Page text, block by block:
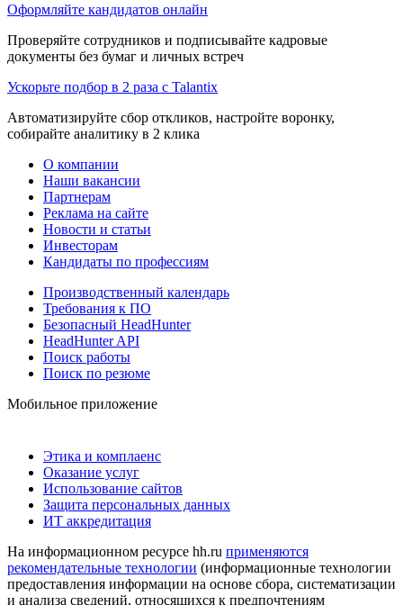
Оформляйте кандидатов онлайн
Проверяйте сотрудников и подписывайте кадровые
документы без бумаг и личных встреч
Ускорьте подбор в 2 раза с Talantix
Автоматизируйте сбор откликов, настройте воронку,
собирайте аналитику в 2 клика
О компании
Наши вакансии
Партнерам
Реклама на сайте
Новости и статьи
Инвесторам
Кандидаты по профессиям
Производственный календарь
Требования к ПО
Безопасный HeadHunter
HeadHunter API
Поиск работы
Поиск по резюме
Мобильное приложение
Этика и комплаенс
Оказание услуг
Использование сайтов
Защита персональных данных
ИТ аккредитация
На информационном ресурсе hh.ru применяются
рекомендательные технологии (информационные технологии
предоставления информации на основе сбора, систематизации
и анализа сведений, относящихся к предпочтениям